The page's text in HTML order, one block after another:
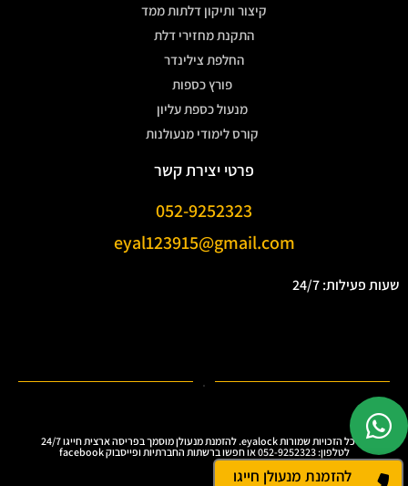
קיצור ותיקון דלתות ממד
התקנת מחזירי דלת
החלפת צילינדר
פורץ כספות
מנעול כספת עליון
קורס לימודי מנעולנות
פרטי יצירת קשר
052-9252323
eyal123915@gmail.com
שעות פעילות: 24/7
.
Ⓒ כל הזכויות שמורות eyalock. להזמנת מנעולן מוסמך בפריסה ארצית חייגו 24/7
לטלפון: 052-9252323 או חפשו ברשתות החברתיות ופייסבוק facebook
להזמנת מנעולן חייגו